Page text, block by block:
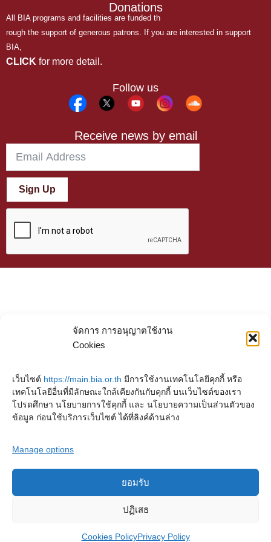
จัดการ การอนุญาตใช้งาน
Cookies
เว็บไซต์ https://main.bia.or.th มีการใช้งานเทคโนโลยีคุกกี้ หรือ
เทคโนโลยีอื่นที่มีลักษณะใกล้เคียงกันกับคุกกี้ บนเว็บไซต์ของเรา
โปรดศึกษา นโยบายการใช้คุกกี้ และ นโยบายความเป็นส่วนตัวของ
ข้อมูล ก่อนใช้บริการเว็บไซต์ ได้ที่ลิงค์ด้านล่าง
Manage options
ยอมรับ
ปฏิเสธ
Cookies PolicyPrivacy Policy
Donations
All BIA programs and facilities are funded th
rough the support of generous patrons. If you are interested in support
BIA,
CLICK for more detail.
Follow us
Receive news by email
Sign Up
Copyright © 2023. Buddhadasa Indapanno Archives
Privacy PolicyCookies PolicyTerms and conditions